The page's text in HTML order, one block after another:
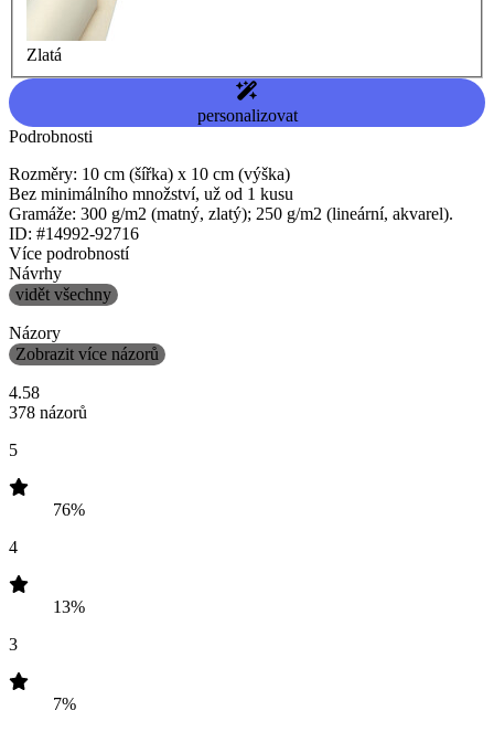
Zlatá
personalizovat
Podrobnosti
Rozměry: 10 cm (šířka) x 10 cm (výška)
Bez minimálního množství, už od 1 kusu
Gramáže: 300 g/m2 (matný, zlatý); 250 g/m2 (lineární, akvarel).
ID: #14992-92716
Více podrobností
Návrhy
vidět všechny
Názory
Zobrazit více názorů
4.58
378 názorů
5
76%
4
13%
3
7%